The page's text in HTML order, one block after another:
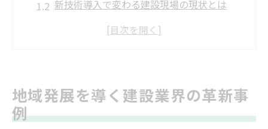
新技術導入で変わる建設現場の現状とは
地域密着型建設が生み出す信頼と実績
建設技術の進化が生む幸田町の未来像
建設技術進化が幸田町の発展に貢献
地域発展を導く建設業界の革新事
例